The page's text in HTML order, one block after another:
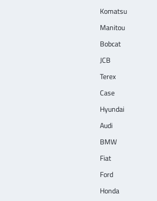
Komatsu
Manitou
Bobcat
JCB
Terex
Case
Hyundai
Audi
BMW
Fiat
Ford
Honda